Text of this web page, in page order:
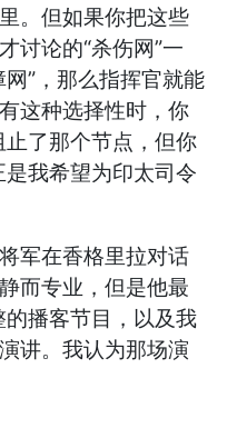
。但如果你把这些
讨论的“杀伤网”一
”，那么指挥官就能
这种选择性时，你
止了那个节点，但你
我希望为印太司令
军在香格里拉对话
而专业，但是他最
的播客节目，以及我
讲。我认为那场演